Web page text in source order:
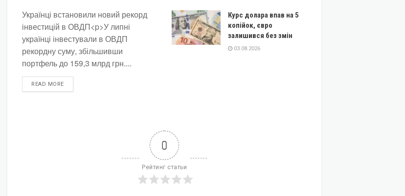
Українці встановили новий рекорд
інвестицій в ОВДП<p>У липні
українці інвестували в ОВДП
рекордну суму, збільшивши
портфель до 159,3 млрд грн....
READ MOREDETAILS
Курс долара впав на 5
копійок, євро
залишився без змін
03.08.2026
0
Рейтинг статьи